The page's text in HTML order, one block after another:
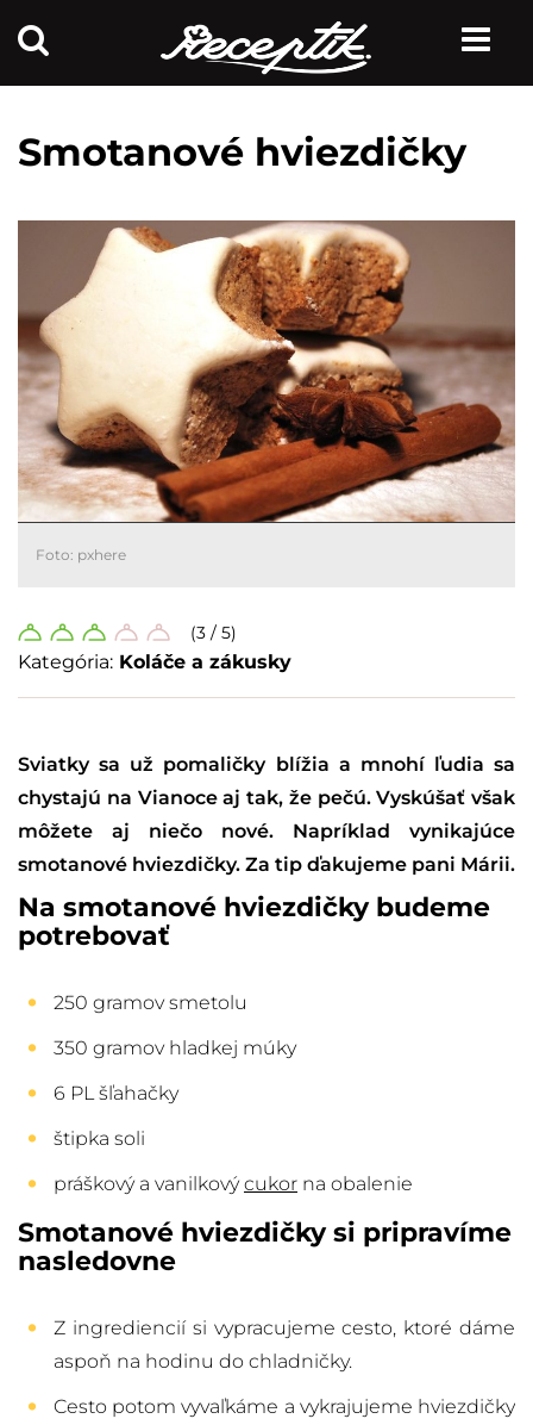
Smotanové hviezdičky
Foto: pxhere
(3 / 5)
Kategória: Koláče a zákusky
Sviatky sa už pomaličky blížia a mnohí ľudia sa
chystajú na Vianoce aj tak, že pečú. Vyskúšať však
môžete aj niečo nové. Napríklad vynikajúce
smotanové hviezdičky. Za tip ďakujeme pani Márii.
Na smotanové hviezdičky budeme
potrebovať
250 gramov smetolu
350 gramov hladkej múky
6 PL šľahačky
štipka soli
práškový a vanilkovýcukor na obalenie
Smotanové hviezdičky si pripravíme
nasledovne
Z ingrediencií si vypracujeme cesto, ktoré dáme
aspoň na hodinu do chladničky.
Cesto potom vyvaľkáme a vykrajujeme hviezdičky